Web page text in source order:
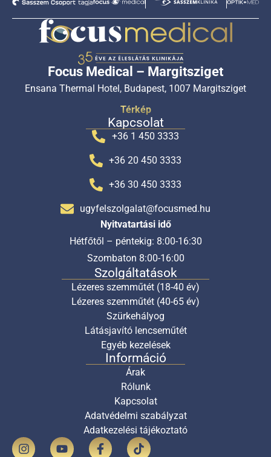
Focus Medical – Margitsziget
Ensana Thermal Hotel, Budapest, 1007 Margitsziget
Térkép
Kapcsolat
+36 1 450 3333
+36 20 450 3333
+36 30 450 3333
ugyfelszolgalat@focusmed.hu
Nyitvatartási idő
Hétfőtől – péntekig: 8:00-16:30
Szombaton 8:00-16:00
Szolgáltatások
Lézeres szemműtét (18-40 év)
Lézeres szemműtét (40-65 év)
Szürkehályog
Látásjavító lencseműtét
Egyéb kezelések
Információ
Árak
Rólunk
Kapcsolat
Adatvédelmi szabályzat
Adatkezelési tájékoztató